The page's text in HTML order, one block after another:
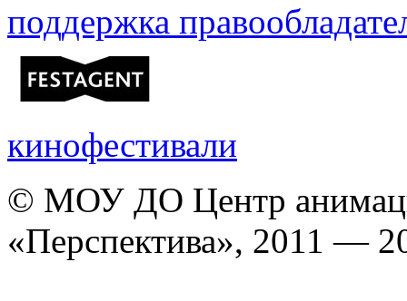
поддержка
кинофестивали
© МОУ ДО Центр
«Перспектива», 2011 —